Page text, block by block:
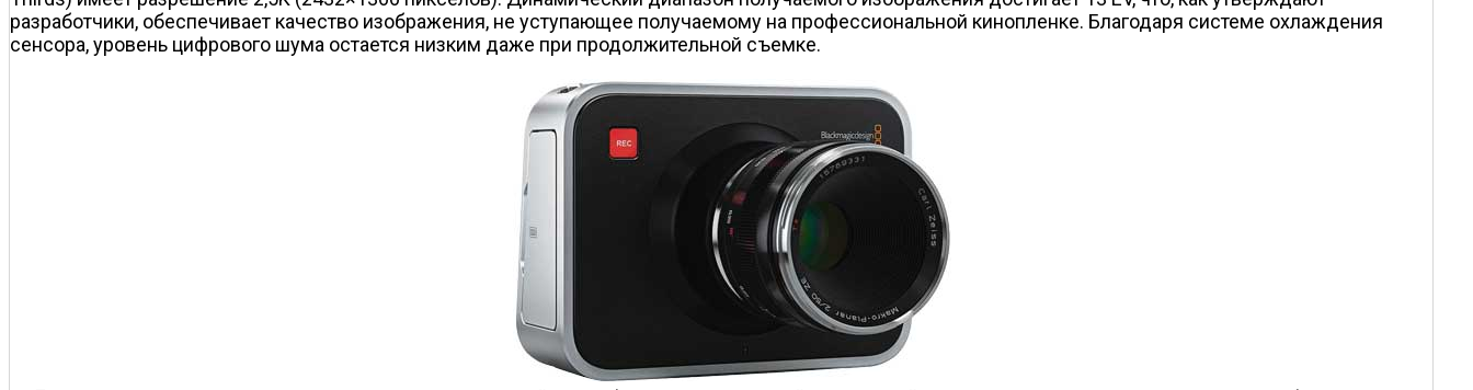
разработчики, обеспечивает качество изображения, не уступающее получаемому на профессиональной кинопленке. Благодаря системе охлаждения
сенсора, уровень цифрового шума остается низким даже при продолжительной съемке.